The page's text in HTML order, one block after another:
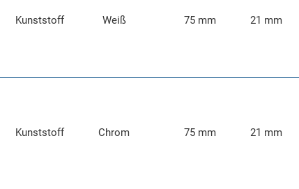
Kunststoff Weiß 75 mm 21 mm
Kunststoff Chrom 75 mm 21 mm